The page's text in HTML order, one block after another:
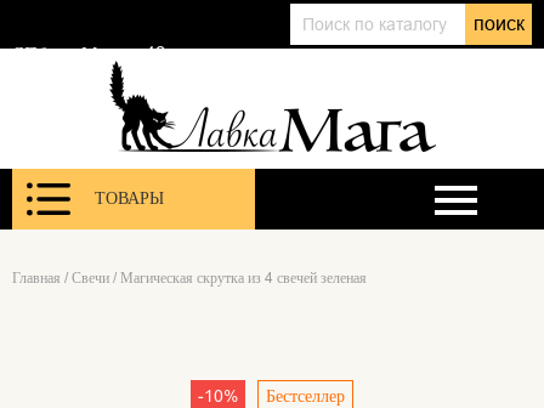
поиск
СПб, ул. Марата 12
ТОВАРЫ
Главная / Свечи / Магическая скрутка из 4 свечей зеленая
-10% Бестселлер